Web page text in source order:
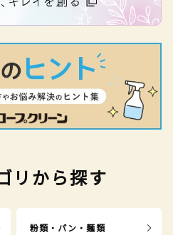
リから探す
粉類・パン・麺類